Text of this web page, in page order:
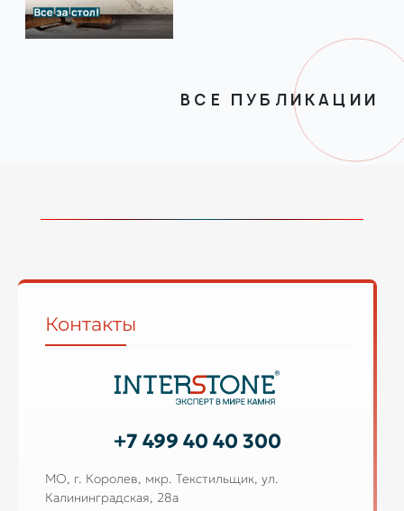
ВСЕ ПУБЛИКАЦИИ
Контакты
+7 499 40 40 300
МО, г. Королев, мкр. Текстильщик, ул.
Калининградская, 28а